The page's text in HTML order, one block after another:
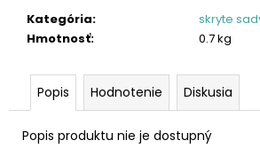
Kategória:
skryte
Hmotnosť: 0.7 kg
Popis Hodnotenie Diskusia
Popis produktu nie je dostupný
ú
č
a